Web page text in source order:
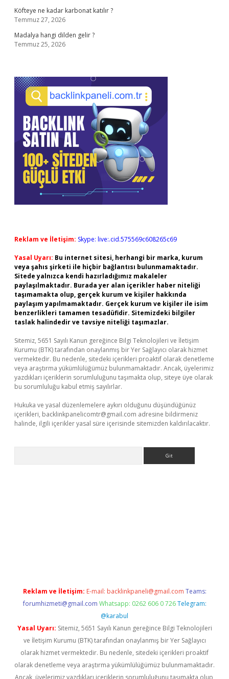
Köfteye ne kadar karbonat katılır ?
Temmuz 27, 2026
Madalya hangi dilden gelir ?
Temmuz 25, 2026
Reklam ve İletişim: Skype: live:.cid.575569c608265c69
Yasal Uyarı: Bu internet sitesi, herhangi bir marka, kurum
veya şahıs şirketi ile hiçbir bağlantısı bulunmamaktadır.
Sitede yalnızca kendi hazırladığımız makaleler
paylaşılmaktadır. Burada yer alan içerikler haber niteliği
taşımamakta olup, gerçek kurum ve kişiler hakkında
paylaşım yapılmamaktadır. Gerçek kurum ve kişiler ile isim
benzerlikleri tamamen tesadüfidir. Sitemizdeki bilgiler
taslak halindedir ve tavsiye niteliği taşımazlar.
Sitemiz, 5651 Sayılı Kanun gereğince Bilgi Teknolojileri ve İletişim
Kurumu (BTK) tarafından onaylanmış bir Yer Sağlayıcı olarak hizmet
vermektedir. Bu nedenle, sitedeki içerikleri proaktif olarak denetleme
veya araştırma yükümlülüğümüz bulunmamaktadır. Ancak, üyelerimiz
yazdıkları içeriklerin sorumluluğunu taşımakta olup, siteye üye olarak
bu sorumluluğu kabul etmiş sayılırlar.
Hukuka ve yasal düzenlemelere aykırı olduğunu düşündüğünüz
içerikleri, backlinkpanelicomtr@gmail.com adresine bildirmeniz
halinde, ilgili içerikler yasal süre içerisinde sitemizden kaldırılacaktır.
Reklam ve İletişim: E-mail: backlinkpaneli@gmail.com Teams:
forumhizmeti@gmail.com Whatsapp: 0262 606 0 726 Telegram:
@karabul
Yasal Uyarı: Sitemiz, 5651 Sayılı Kanun gereğince Bilgi Teknolojileri
ve İletişim Kurumu (BTK) tarafından onaylanmış bir Yer Sağlayıcı
olarak hizmet vermektedir. Bu nedenle, sitedeki içerikleri proaktif
olarak denetleme veya araştırma yükümlülüğümüz bulunmamaktadır.
Ancak, üyelerimiz yazdıkları içeriklerin sorumluluğunu taşımakta olup,